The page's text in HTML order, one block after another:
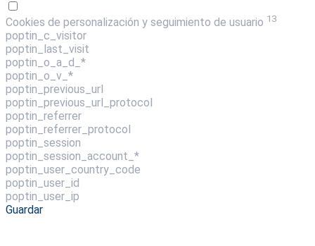
Cookies de personalización y seguimiento de usuario 13
poptin_c_visitor
poptin_last_visit
poptin_o_a_d_*
poptin_o_v_*
poptin_previous_url
poptin_previous_url_protocol
poptin_referrer
poptin_referrer_protocol
poptin_session
poptin_session_account_*
poptin_user_country_code
poptin_user_id
poptin_user_ip
Guardar